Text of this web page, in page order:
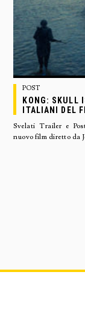
POST
KONG: SKULL
ITALIANI DEL
Svelati Trailer e
nuovo film diretto da